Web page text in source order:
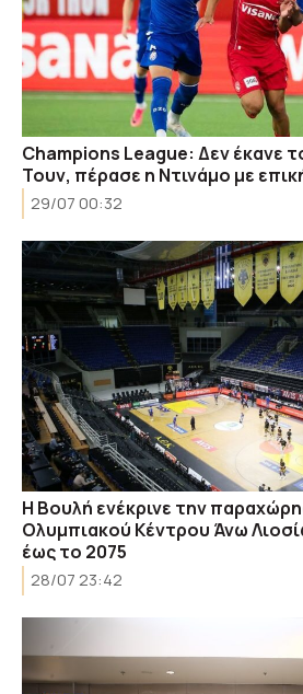
Champions League: Δεν έκανε
Τουν, πέρασε η Ντινάμο με
29/07 00:32
Η Βουλή ενέκρινε την
Ολυμπιακού Κέντρου Άνω
έως το 2075
28/07 23:42